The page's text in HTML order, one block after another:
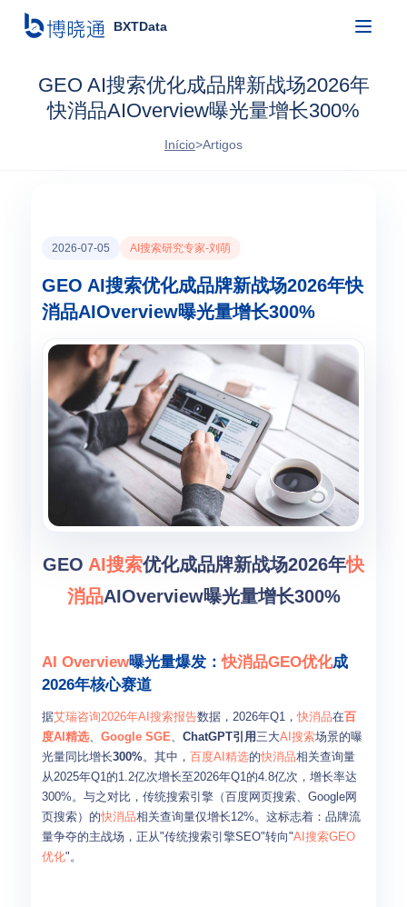
BXTData
GEO AI搜索优化成品牌新战场2026年
快消品AIOverview曝光量增长300%
Início>Artigos
2026-07-05 AI搜索研究专家-刘萌
GEO AI搜索优化成品牌新战场2026年快
消品AIOverview曝光量增长300%
GEO AI搜索优化成品牌新战场2026年快
消品AIOverview曝光量增长300%
AI Overview曝光量爆发：快消品GEO优化成
2026年核心赛道
据艾瑞咨询2026年AI搜索报告数据，2026年Q1， 快消品在百
度AI精选、 Google SGE、 ChatGPT引用三大AI搜索场景的曝
光量同比增长300%。其中， 百度AI精选的快消品相关查询量
从2025年Q1的1.2亿次增长至2026年Q1的4.8亿次，增长率达
300%。与之对比，传统搜索引擎（百度网页搜索、Google网
页搜索）的快消品相关查询量仅增长12%。这标志着：品牌流
量争夺的主战场，正从"传统搜索引擎SEO"转向"AI搜索GEO
优化"。